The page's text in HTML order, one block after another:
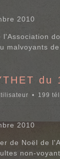
2010
malvoyants
du
199
2010
de Noël de
non-